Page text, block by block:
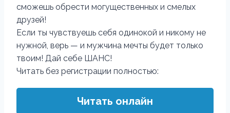
сможешь обрести могущественных и смелых
друзей!
Если ты чувствуешь себя одинокой и никому не
нужной, верь — и мужчина мечты будет только
твоим! Дай себе ШАНС!
Читать без регистрации полностью:
Читать онлайн